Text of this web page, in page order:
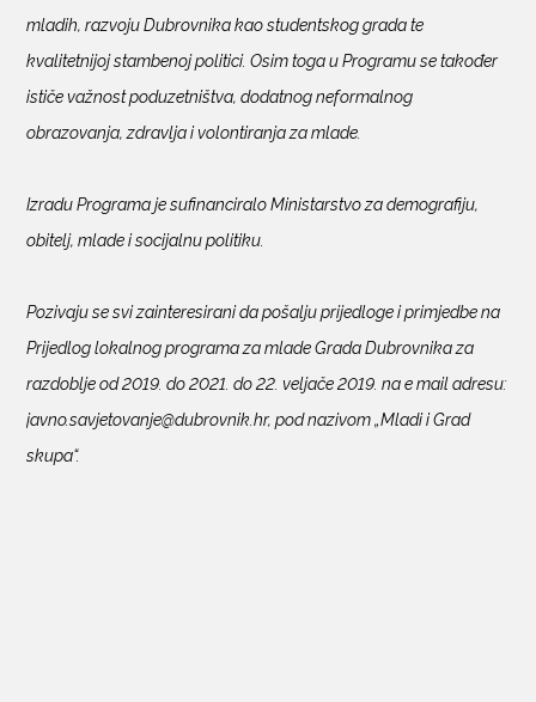
mladih, razvoju Dubrovnika kao studentskog grada te
kvalitetnijoj stambenoj politici. Osim toga u Programu se također
ističe važnost poduzetništva, dodatnog neformalnog
obrazovanja, zdravlja i volontiranja za mlade.
Izradu Programa je sufinanciralo Ministarstvo za demografiju,
obitelj, mlade i socijalnu politiku.
Pozivaju se svi zainteresirani da pošalju prijedloge i primjedbe na
Prijedlog lokalnog programa za mlade Grada Dubrovnika za
razdoblje od 2019. do 2021. do 22. veljače 2019. na e mail adresu:
javno.savjetovanje@dubrovnik.hr, pod nazivom „Mladi i Grad
skupa“.